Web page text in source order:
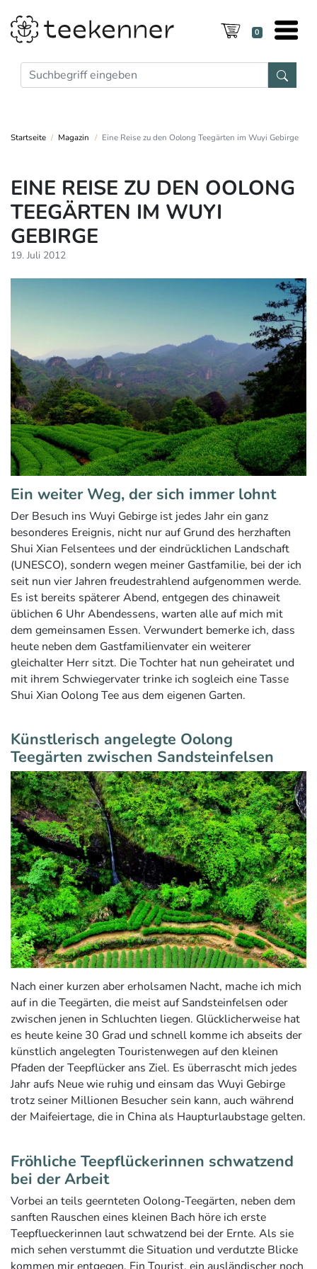
0
Startseite Magazin Eine Reise zu den Oolong Teegärten im Wuyi Gebirge
EINE REISE ZU DEN OOLONG
TEEGÄRTEN IM WUYI
GEBIRGE
19. Juli 2012
Ein weiter Weg, der sich immer lohnt
Der Besuch ins Wuyi Gebirge ist jedes Jahr ein ganz
besonderes Ereignis, nicht nur auf Grund des herzhaften
Shui Xian Felsentees und der eindrücklichen Landschaft
(UNESCO), sondern wegen meiner Gastfamilie, bei der ich
seit nun vier Jahren freudestrahlend aufgenommen werde.
Es ist bereits späterer Abend, entgegen des chinaweit
üblichen 6 Uhr Abendessens, warten alle auf mich mit
dem gemeinsamen Essen. Verwundert bemerke ich, dass
heute neben dem Gastfamilienvater ein weiterer
gleichalter Herr sitzt. Die Tochter hat nun geheiratet und
mit ihrem Schwiegervater trinke ich sogleich eine Tasse
Shui Xian Oolong Tee aus dem eigenen Garten.
Künstlerisch angelegte Oolong
Teegärten zwischen Sandsteinfelsen
Nach einer kurzen aber erholsamen Nacht, mache ich mich
auf in die Teegärten, die meist auf Sandsteinfelsen oder
zwischen jenen in Schluchten liegen. Glücklicherweise hat
es heute keine 30 Grad und schnell komme ich abseits der
künstlich angelegten Touristenwegen auf den kleinen
Pfaden der Teepflücker ans Ziel. Es überrascht mich jedes
Jahr aufs Neue wie ruhig und einsam das Wuyi Gebirge
trotz seiner Millionen Besucher sein kann, auch während
der Maifeiertage, die in China als Haupturlaubstage gelten.
Fröhliche Teepflückerinnen schwatzend
bei der Arbeit
Vorbei an teils geernteten Oolong-Teegärten, neben dem
sanften Rauschen eines kleinen Bach höre ich erste
Teepflueckerinnen laut schwatzend bei der Ernte. Als sie
mich sehen verstummt die Situation und verdutzte Blicke